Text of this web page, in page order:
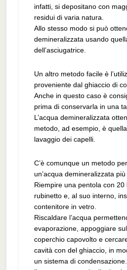
infatti, si depositano con
residui di varia natura.
Allo stesso modo si può
demineralizzata usando
dell’asciugatrice.
Un altro metodo facile è
proveniente dal ghiaccio di
Anche in questo caso è
prima di conservarla in una
L’acqua demineralizzata
metodo, ad esempio, è
lavaggio dei capelli.
C’è comunque un metodo
un’acqua demineralizzata più
Riempire una pentola con 20
rubinetto e, al suo interno,
contenitore in vetro.
Riscaldare l’acqua
evaporazione, appoggiare
coperchio capovolto e
cavità con del ghiaccio, in
un sistema di